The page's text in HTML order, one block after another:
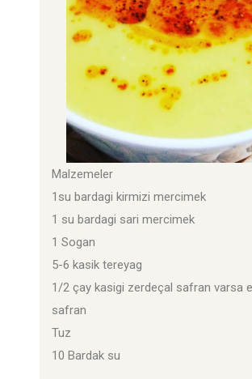
Malzemeler
1su bardagi kirmizi mercimek
1 su bardagi sari mercimek
1 Sogan
5-6 kasik tereyag
1/2 çay kasigi zerdeçal safran varsa
safran
Tuz
10 Bardak su